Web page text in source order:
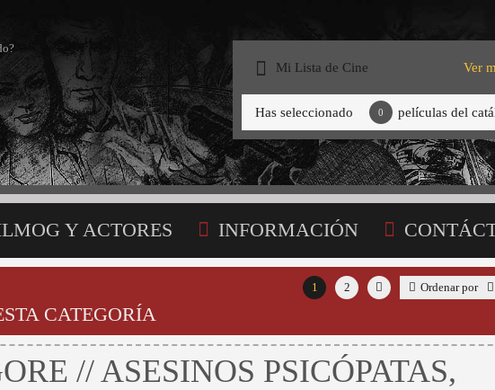
Mi Lista de Cine Ver
Has seleccionado 0 películas del
Y ACTORES INFORMACIÓN
1 2 Ordenar por
CATEGORÍA
// ASESINOS PSICÓPATAS,